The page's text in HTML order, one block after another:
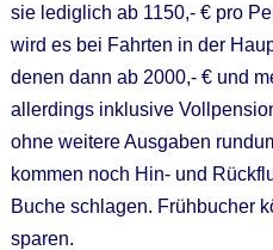
sie lediglich ab 1150,- € pro
wird es bei Fahrten in der
denen dann ab 2000,- € und
allerdings inklusive
ohne weitere Ausgaben
kommen noch Hin- und
Buche schlagen. Frühbucher
sparen.